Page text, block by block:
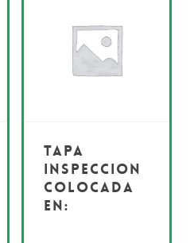
Tapa
inspeccion
colocada
en: